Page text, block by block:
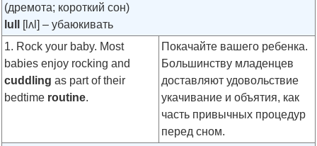
(дремота; короткий сон)
lull
[lʌl] – убаюкивать
1. Rock your baby. Most
babies enjoy rocking and
cuddling as part of their
bedtime routine.
Покачайте вашего ребенка.
Большинству младенцев
доставляют удовольствие
укачивание и объятия, как
часть привычных процедур
перед сном.